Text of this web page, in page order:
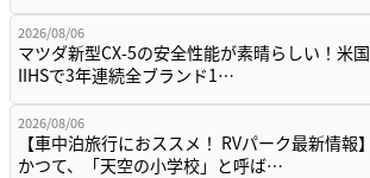
2026/08/06
マツダ新型CX-5の安全性能が素晴らしい！米国
IIHSで3年連続全ブランド1…
2026/08/06
【車中泊旅行におススメ！ RVパーク最新情報】
かつて、「天空の小学校」と呼ば…